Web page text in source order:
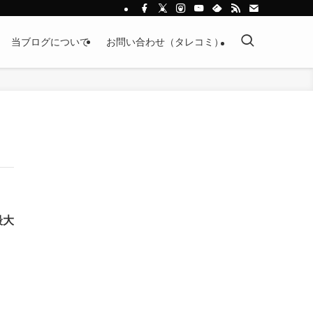
当ブログについて お問い合わせ（タレコミ）
大